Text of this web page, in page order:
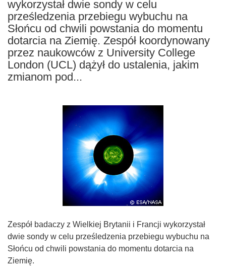
wykorzystał dwie sondy w celu
prześledzenia przebiegu wybuchu na
Słońcu od chwili powstania do momentu
dotarcia na Ziemię. Zespół koordynowany
przez naukowców z University College
London (UCL) dążył do ustalenia, jakim
zmianom pod...
Zespół badaczy z Wielkiej Brytanii i Francji wykorzystał
dwie sondy w celu prześledzenia przebiegu wybuchu na
Słońcu od chwili powstania do momentu dotarcia na
Ziemię.